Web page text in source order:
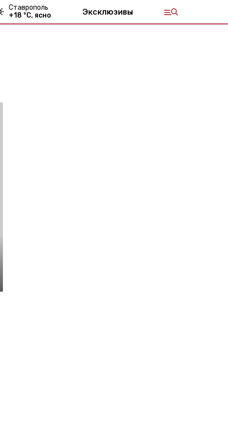
Ставрополь
+18 °С, ясно Эксклюзивы